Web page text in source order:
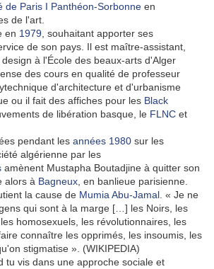
de Paris I Panthéon-Sorbonne en
de l'art.
en 1979 , souhaitant apporter ses
de son pays. Il est maître-assistant,
à l'École des beaux-arts d'Alger
des cours en qualité de professeur
d'architecture et d'urbanisme
ou il fait des affiches pour les Black
de libération basque, le FLNC et
pendant les années 1980 sur les
algérienne par les
amènent Mustapha Boutadjine à quitter son
alors à Bagneux , en banlieue parisienne.
la cause de Mumia Abu-Jamal « Je ne
qui sont à la marge […] les Noirs, les
homosexuels, les révolutionnaires, les
connaître les opprimés, les insoumis, les
stigmatise » . (WIKIPEDIA)
tu vis dans une approche sociale et